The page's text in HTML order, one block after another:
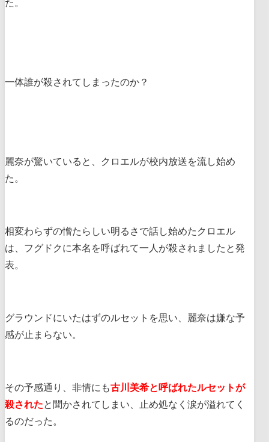
た。
一体誰が殺されてしまったのか？
麗奈が驚いていると、クロエルが校内放送を流し始め
た。
相変わらずの憎たらしい明るさで話し始めたクロエル
は、フグドクに本名を呼ばれて一人が殺されましたと発
表。
グラウンドにいたはずのルセットを思い、麗奈は嫌な予
感が止まらない。
その予感通り、非情にも古川美希と呼ばれたルセットが
殺されたと聞かされてしまい、止め処なく涙が溢れてく
るのだった。